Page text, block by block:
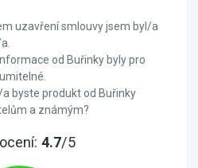
uzavření smlouvy jsem byl/a
od Buřinky byly pro
a byste produkt od Buřinky
a známým?
4.7/5